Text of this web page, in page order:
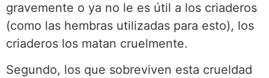
gravemente o ya no le es útil a los criaderos
(como las hembras utilizadas para esto), los
criaderos los matan cruelmente.
Segundo, los que sobreviven esta crueldad